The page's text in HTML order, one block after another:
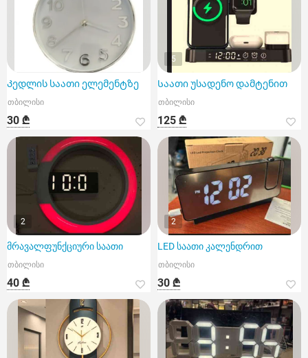
Კედლის საათი ელემენტზე
თბილისი
30 ₾
5
Საათი უსადენო დამტენით
თბილისი
125 ₾
2
მრავალფუნქციური საათი
თბილისი
40 ₾
2
LED საათი კალენდრით
თბილისი
30 ₾